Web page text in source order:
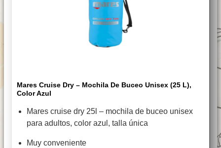
Mares Cruise Dry – Mochila De Buceo Unisex (25 L),
Color Azul
Mares cruise dry 25l – mochila de buceo unisex
para adultos, color azul, talla única
Muy conveniente